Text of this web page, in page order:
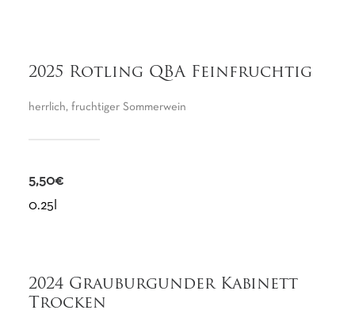
2025 Rotling QBA Feinfruchtig
herrlich, fruchtiger Sommerwein
5,50€
0.25l
2024 Grauburgunder Kabinett
Trocken